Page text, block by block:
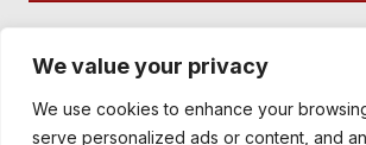
We value your privacy
We use cookies to enhance your
serve personalized ads or content, and